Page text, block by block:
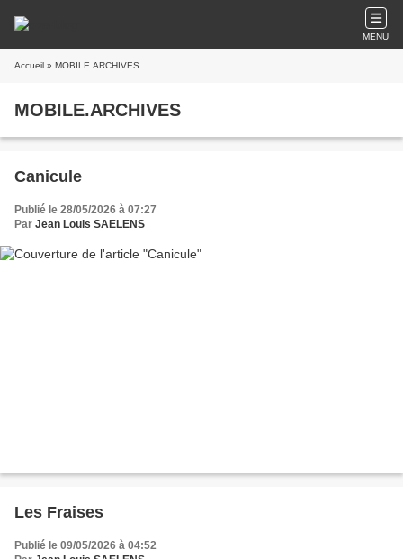
MENU
Accueil » MOBILE.ARCHIVES
MOBILE.ARCHIVES
Canicule
Publié le 28/05/2026 à 07:27
Par Jean Louis SAELENS
Les Fraises
Publié le 09/05/2026 à 04:52